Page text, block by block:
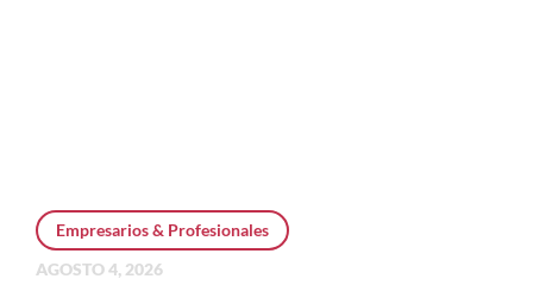
Empresarios & Profesionales
AGOSTO 4, 2026